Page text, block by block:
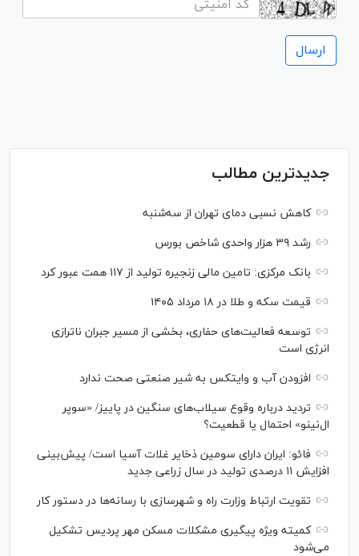
جدیدترین مطالب
کاهش نسبی دمای تهران از سه‌شنبه
رشد ۳۹ هزار واحدی شاخص بورس
بانک مرکزی: تامین مالی زنجیره تولید از ۱۱۷ همت عبور کرد
قیمت سکه و طلا در ۱۸ مرداد ۱۴۰۵
توسعه فعالیت‌های حفاری، بخشی از مسیر جبران ناترازی
انرژی است
افزودن آب و وایتکس به شیر صنعتی صحت ندارد
تردید درباره وقوع سیلاب‌های سنگین در پاییز/ «سوپر
ال‌نینو» احتمال یا قطعیت؟
فائو: ایران دارای سومین ذخایر غلات آسیا است/ پیش‌بینی
افزایش ۱۱ درصدی تولید در سال زراعی جدید
تقویت ارتباط وزارت راه و شهرسازی با رسانه‌ها در دستور کار
کمیته ویژه پیگیری مشکلات مسکن مهر پردیس تشکیل
می‌شود